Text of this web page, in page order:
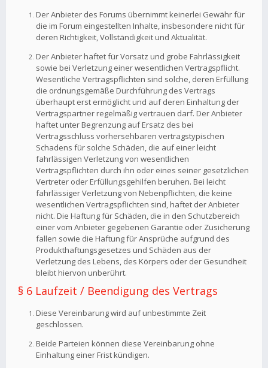
Der Anbieter des Forums übernimmt keinerlei Gewähr für
die im Forum eingestellten Inhalte, insbesondere nicht für
deren Richtigkeit, Vollständigkeit und Aktualität.
Der Anbieter haftet für Vorsatz und grobe Fahrlässigkeit
sowie bei Verletzung einer wesentlichen Vertragspflicht.
Wesentliche Vertragspflichten sind solche, deren Erfüllung
die ordnungsgemäße Durchführung des Vertrags
überhaupt erst ermöglicht und auf deren Einhaltung der
Vertragspartner regelmäßig vertrauen darf. Der Anbieter
haftet unter Begrenzung auf Ersatz des bei
Vertragsschluss vorhersehbaren vertragstypischen
Schadens für solche Schäden, die auf einer leicht
fahrlässigen Verletzung von wesentlichen
Vertragspflichten durch ihn oder eines seiner gesetzlichen
Vertreter oder Erfüllungsgehilfen beruhen. Bei leicht
fahrlässiger Verletzung von Nebenpflichten, die keine
wesentlichen Vertragspflichten sind, haftet der Anbieter
nicht. Die Haftung für Schäden, die in den Schutzbereich
einer vom Anbieter gegebenen Garantie oder Zusicherung
fallen sowie die Haftung für Ansprüche aufgrund des
Produkthaftungsgesetzes und Schäden aus der
Verletzung des Lebens, des Körpers oder der Gesundheit
bleibt hiervon unberührt.
§ 6 Laufzeit / Beendigung des Vertrags
Diese Vereinbarung wird auf unbestimmte Zeit
geschlossen.
Beide Parteien können diese Vereinbarung ohne
Einhaltung einer Frist kündigen.